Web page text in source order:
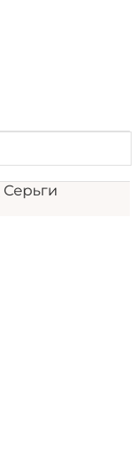
Серьги